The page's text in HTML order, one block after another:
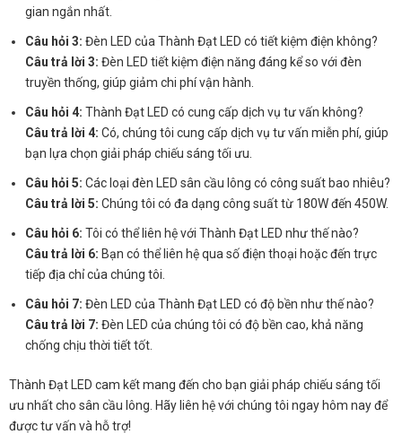
gian ngắn nhất.
Câu hỏi 3: Đèn LED của Thành Đạt LED có tiết kiệm điện không?
Câu trả lời 3: Đèn LED tiết kiệm điện năng đáng kể so với đèn
truyền thống, giúp giảm chi phí vận hành.
Câu hỏi 4: Thành Đạt LED có cung cấp dịch vụ tư vấn không?
Câu trả lời 4: Có, chúng tôi cung cấp dịch vụ tư vấn miễn phí, giúp
bạn lựa chọn giải pháp chiếu sáng tối ưu.
Câu hỏi 5: Các loại đèn LED sân cầu lông có công suất bao nhiêu?
Câu trả lời 5: Chúng tôi có đa dạng công suất từ 180W đến 450W.
Câu hỏi 6: Tôi có thể liên hệ với Thành Đạt LED như thế nào?
Câu trả lời 6: Bạn có thể liên hệ qua số điện thoại hoặc đến trực
tiếp địa chỉ của chúng tôi.
Câu hỏi 7: Đèn LED của Thành Đạt LED có độ bền như thế nào?
Câu trả lời 7: Đèn LED của chúng tôi có độ bền cao, khả năng
chống chịu thời tiết tốt.
Thành Đạt LED cam kết mang đến cho bạn giải pháp chiếu sáng tối
ưu nhất cho sân cầu lông. Hãy liên hệ với chúng tôi ngay hôm nay để
được tư vấn và hỗ trợ!